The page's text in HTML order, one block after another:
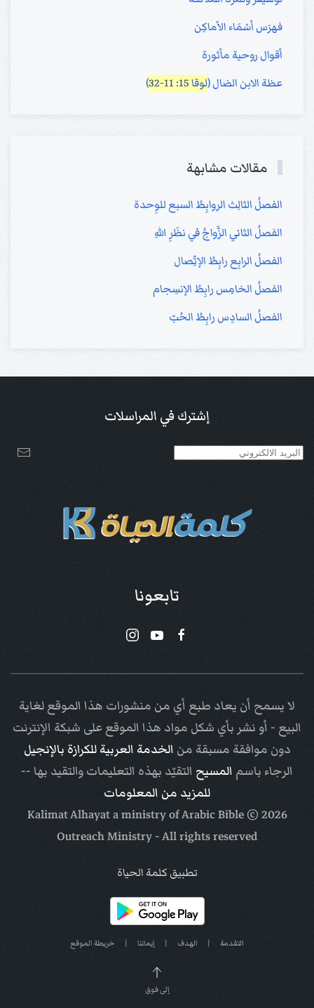
فهرَس أسْمَاء الأماكِن
أقوال روحية مأثورة
عظة الابن الضال (لوقا 15: 11-32 )
مقالات مشابهة
الفصلُ الثالِث الروابِطُ السبع للوِحدة
الفصلُ الثاني الزَّواجُ في نظَرِ اللهِ
الفصلُ الرابِع رابِطُ الإتِّصال
الفصلُ الخامِس رابِطُ الإنسِجام
الفصلُ السادِس رابِطُ الحُبّ
إشترك في المراسلات
تابعونا
لا يسمح أن يعاد طبع أي من منشورات هذا الموقع لغاية
البيع - أو نشر بأي شكل مواد هذا الموقع على شبكة الإنترنت
دون موافقة مسبقة من الخدمة العربية للكرازة بالإنجيل
الرجاء باسم المسيح التقيّد بهذه التعليمات والتقيد بها --
للمزيد من المعلومات
2026
© Kalimat Alhayat a ministry of
Arabic Bible
Outreach Ministry- All rights reserved
تطبيق كلمة الحياة
التقدمة | الهدف | إيماننا | خريطة الموقع
إلى فوق